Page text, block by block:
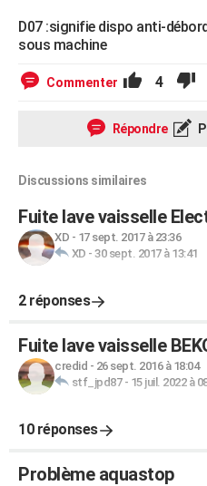
D07 :signifie dispo anti-
sous machine
Commenter 4
Répondre
Discussions similaires
Fuite lave vaisselle
XD - 17 sept. 2017 à 23:36
XD - 30 sept. 2017 à 13:41
2 réponses
Fuite lave vaisselle
credid - 26 sept. 2016 à 18:04
stf_jpd87- 15 juil. 2022 à
10 réponses
Problème aquastop